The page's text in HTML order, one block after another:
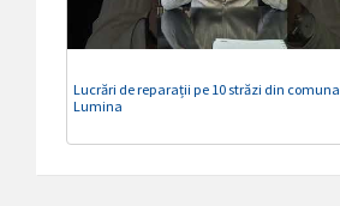
Lucrări de reparații pe 10 străzi din comuna
Lumina